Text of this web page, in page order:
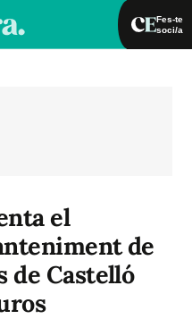
Fes-te
soci/a
el
de
de Castelló